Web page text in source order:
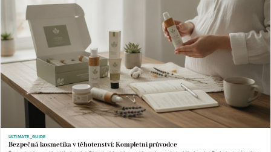
ULTIMATE_GUIDE
Bezpečná kosmetika v těhotenství: Kompletní průvodce